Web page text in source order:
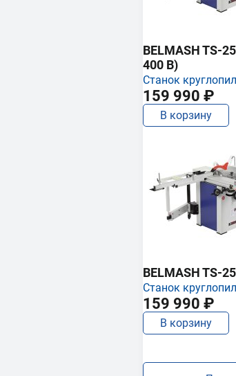
BELMASH TS-
400 В)
Станок
159 990 ₽
В корзину
BELMASH TS-
Станок
159 990 ₽
В корзину